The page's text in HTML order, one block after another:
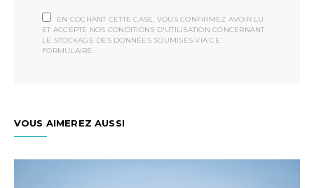
EN COCHANT CETTE CASE, VOUS CONFIRMEZ AVOIR LU
ET ACCEPTÉ NOS CONDITIONS D'UTILISATION CONCERNANT
LE STOCKAGE DES DONNÉES SOUMISES VIA CE
FORMULAIRE.
VOUS AIMEREZ AUSSI